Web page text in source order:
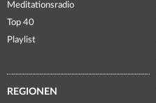
Meditationsradio
Top 40
Playlist
REGIONEN